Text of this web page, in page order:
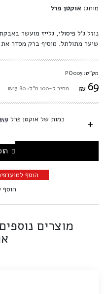
מותג: אוקטן פרל
נוזל ג'ל פיסולי, גלייז מועשר
שיער מתולתל. מוסיף ברק מסדר
מק"ט: PO005
₪ 69 מחיר ל-100 מ"ל: ₪13.80
+ כמות של אוקטן פרל תחליב
הוסף
הוסף
מוצרים